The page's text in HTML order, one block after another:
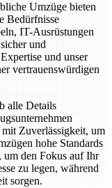
Umzüge bieten
Bedürfnisse
IT-Ausrüstungen
und
und unser
vertrauenswürdigen
alle Details
Zuverlässigkeit, um
hohe Standards
um den Fokus auf Ihr
zu legen, während
sorgen.